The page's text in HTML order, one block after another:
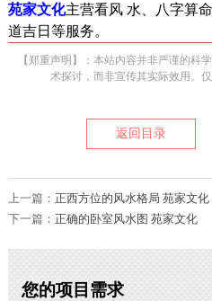
苑家文化主营看风 水、八字算
道吉日等服务。
【郑重声明】：本站内容并非严谨的科
术探讨，而非宣传其实际效用。
返回目录
上一篇： 正西方位的风水格局 苑家文化
下一篇： 正确的卧室风水图 苑家文化
您的项目需求